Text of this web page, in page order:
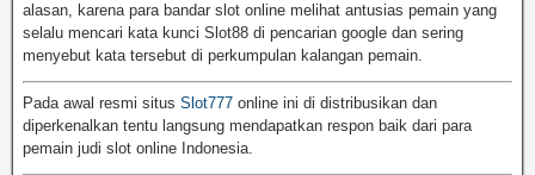
alasan, karena para bandar slot online melihat antusias pemain yang
selalu mencari kata kunci Slot88 di pencarian google dan sering
menyebut kata tersebut di perkumpulan kalangan pemain.
Pada awal resmi situs Slot777 online ini di distribusikan dan
diperkenalkan tentu langsung mendapatkan respon baik dari para
pemain judi slot online Indonesia.